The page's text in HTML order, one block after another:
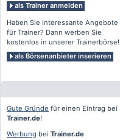
als Trainer anmelden
Haben Sie interessante Angebote
für Trainer? Dann werben Sie
kostenlos in unserer Trainerbörse!
als Börsenanbieter inserieren
Gute Gründe für einen Eintrag bei
Trainer.de!
Werbung bei Trainer.de